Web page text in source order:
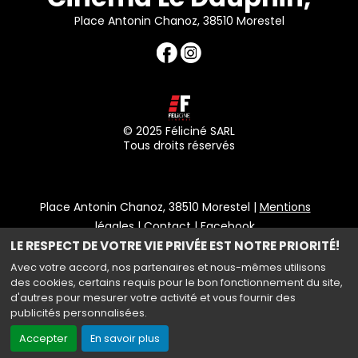
LE RESPECT DE VOTRE VIE PRIVÉE EST NOTRE PRIORITÉ!
Avec votre accord, nos partenaires et nous-mêmes utilisons
des cookies, certains requis pour le bon fonctionnement du site,
d'autres pour mesurer votre activité et vous fournir des
publicités personnalisées.
Accepter
En savoir plus
Place Antonin Chanoz, 38510 Morestel
© 2025 Féliciné SARL
Tous droits réservés
Place Antonin Chanoz, 38510 Morestel | Mentions
légales|Contact|Facebook
Haut de page
Création site internet www.erakys.com